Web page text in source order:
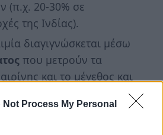
Not Process My Personal
(π.χ. 20-30% σε
της Ινδίας).
διαγιγνώσκεται μέσω
που μετρούν τα
και το μέγεθος και
μπορεί επίσης να